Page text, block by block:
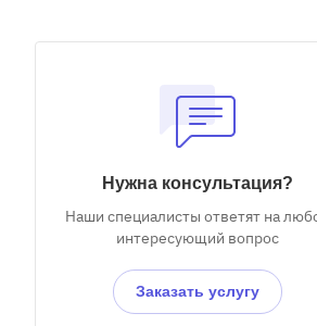
Нужна консультация?
Наши специалисты ответят на
интересующий вопрос
Заказать услугу